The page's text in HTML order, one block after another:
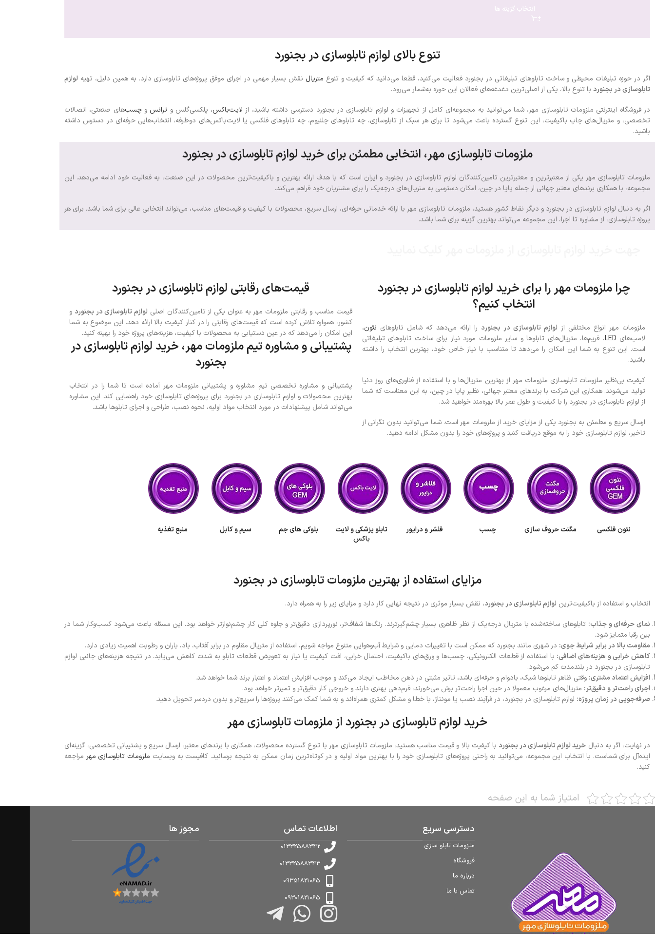
انتخاب گزینه ها
تنوع بالای لوازم تابلوسازی در بجنورد
اگر در حوزه تبلیغات محیطی و ساخت تابلوهای تبلیغاتی در بجنورد فعالیت می‌کنید، قطعا می‌دانید که کیفیت و تنوع متریال نقش بسیار مهمی در اجرای موفق پروژه‌های تابلوسازی دارد. به همین دلیل، تهیه لوازم
تابلوسازی در بجنورد با تنوع بالا، یکی از اصلی‌ترین دغدغه‌های فعالان این حوزه به‌شمار می‌رود.
در فروشگاه اینترنتی ملزومات تابلوسازی مهر، شما می‌توانید به مجموعه‌ای کامل از تجهیزات و لوازم تابلوسازی در بجنورد دسترسی داشته باشید، از لایت‌باکس، پلکسی‌گلس و ترانس وچسب‌های صنعتی، اتصالات
تخصصی، و متریال‌های چاپ باکیفیت، این تنوع گسترده باعث می‌شود تا برای هر سبک از تابلوسازی، چه تابلوهای چلنیوم، چه تابلوهای فلکسی یا لایت‌باکس‌های دوطرفه، انتخاب‌هایی حرفه‌ای در دسترس داشته
باشید.
ملزومات تابلوسازی مهر، انتخابی مطمئن برای خرید لوازم تابلوسازی در بجنورد
ملزومات تابلوسازی مهر یکی از معتبرترین و معتبرترین تامین‌کنندگان لوازم تابلوسازی در بجنورد و ایران است که با هدف ارائه بهترین و باکیفیت‌ترین محصولات در این صنعت، به فعالیت خود ادامه می‌دهد. این
مجموعه، با همکاری برندهای معتبر جهانی از جمله پایا در چین، امکان دسترسی به متریال‌های درجه‌یک را برای مشتریان خود فراهم می‌کند.
اگر به دنبال لوازم تابلوسازی در بجنورد و دیگر نقاط کشور هستید، ملزومات تابلوسازی مهر با ارائه خدماتی حرفه‌ای، ارسال سریع، محصولات با کیفیت و قیمت‌های مناسب، می‌تواند انتخابی عالی برای شما باشد. برای هر
پروژه تابلوسازی، از مشاوره تا اجرا، این مجموعه می‌تواند بهترین گزینه برای شما باشد.
چرا ملزومات مهر را برای خرید لوازم تابلوسازی در بجنورد
انتخاب کنیم؟
ملزومات مهر انواع مختلفی از لوازم تابلوسازی در بجنورد را ارائه می‌دهد که شامل تابلوهای نئون،
لامپ‌های LED، فریم‌ها، متریال‌های تابلوها و سایر ملزومات مورد نیاز برای ساخت تابلوهای تبلیغاتی
است. این تنوع به شما این امکان را می‌دهد تا متناسب با نیاز خاص خود، بهترین انتخاب را داشته
باشید.
کیفیت بی‌نظیر ملزومات تابلوسازی ملزومات مهر از بهترین متریال‌ها و با استفاده از فناوری‌های روز دنیا
تولید می‌شوند. همکاری این شرکت با برندهای معتبر جهانی، نظیر پایا در چین، به این معناست که شما
از لوازم تابلوسازی در بجنورد را با کیفیت و طول عمر بالا بهره‌مند خواهید شد.
ارسال سریع و مطمئن به بجنورد یکی از مزایای خرید از ملزومات مهر است. شما می‌توانید بدون نگرانی از
تاخیر، لوازم تابلوسازی خود را به موقع دریافت کنید و پروژه‌های خود را بدون مشکل ادامه دهید.
قیمت‌های رقابتی لوازم تابلوسازی در بجنورد
قیمت مناسب و رقابتی ملزومات مهر به عنوان یکی از تامین‌کنندگان اصلی لوازم تابلوسازی در بجنورد و
کشور، همواره تلاش کرده است که قیمت‌های رقابتی را در کنار کیفیت بالا ارائه دهد. این موضوع به شما
این امکان را می‌دهد که در عین دستیابی به محصولات با کیفیت، هزینه‌های پروژه خود را بهینه کنید.
پشتیبانی و مشاوره تیم ملزومات مهر، خرید لوازم تابلوسازی در
بجنورد
پشتیبانی و مشاوره تخصصی تیم مشاوره و پشتیبانی ملزومات مهر آماده است تا شما را در انتخاب
بهترین محصولات و لوازم تابلوسازی در بجنورد برای پروژه‌های تابلوسازی خود راهنمایی کند. این مشاوره
می‌تواند شامل پیشنهادات در مورد انتخاب مواد اولیه، نحوه نصب، طراحی و اجرای تابلوها باشد.
نئون فلکسی مگنت حروف سازی چسب فلشر و درایور
تابلو پزشکی و لایت
باکس
بلوکی های جم سیم و کابل منبع تغذیه
مزایای استفاده از بهترین ملزومات تابلوسازی در بجنورد
انتخاب و استفاده از باکیفیت‌ترین لوازم تابلوسازی در بجنورد، نقش بسیار موثری در نتیجه نهایی کار دارد و مزایای زیر را به همراه دارد.
نمای حرفه‌ای و جذاب: تابلوهای ساخته‌شده با متریال درجه‌یک از نظر ظاهری بسیار چشم‌گیرترند. رنگ‌ها شفاف‌تر، نورپردازی دقیق‌تر و جلوه کلی کار چشم‌نوازتر خواهد بود. این مسئله باعث می‌شود کسب‌وکار شما در
بین رقبا متمایز شود.
مقاومت بالا در برابر شرایط جوی: در شهری مانند بجنورد که ممکن است با تغییرات دمایی و شرایط آب‌وهوایی متنوع مواجه شویم، استفاده از متریال مقاوم در برابر آفتاب، باد، باران و رطوبت اهمیت زیادی دارد.
کاهش خرابی و هزینه‌های اضافی: با استفاده از قطعات الکترونیکی، چسب‌ها و ورق‌های باکیفیت، احتمال خرابی، افت کیفیت یا نیاز به تعویض قطعات تابلو به شدت کاهش می‌یابد. در نتیجه هزینه‌های جانبی لوازم
تابلوسازی در بجنورد در بلندمدت کم می‌شود.
افزایش اعتماد مشتری: وقتی ظاهر تابلوها شیک، بادوام و حرفه‌ای باشد، تاثیر مثبتی در ذهن مخاطب ایجاد می‌کند و موجب افزایش اعتماد و اعتبار برند شما خواهد شد.
اجرای راحت‌تر و دقیق‌تر: متریال‌های مرغوب معمولا در حین اجرا راحت‌تر برش می‌خورند، فرم‌دهی بهتری دارند و خروجی کار دقیق‌تر و تمیزتر خواهد بود.
صرفه‌جویی در زمان پروژه: لوازم تابلوسازی در بجنورد، در فرآیند نصب یا مونتاژ، با خطا و مشکل کمتری همراه‌اند و به شما کمک می‌کنند پروژه‌ها را سریع‌تر و بدون دردسر تحویل دهید.
خرید لوازم تابلوسازی در بجنورد از ملزومات تابلوسازی مهر
در نهایت، اگر به دنبال خرید لوازم تابلوسازی در بجنورد با کیفیت بالا و قیمت مناسب هستید، ملزومات تابلوسازی مهر با تنوع گسترده محصولات، همکاری با برندهای معتبر، ارسال سریع و پشتیبانی تخصصی، گزینه‌ای
ایده‌آل برای شماست. با انتخاب این مجموعه، می‌توانید به راحتی پروژه‌های تابلوسازی خود را با بهترین مواد اولیه و در کوتاه‌ترین زمان ممکن به نتیجه برسانید. کافیست به وبسایت ملزومات تابلوسازی مهر مراجعه
کنید.
امتیاز شما به این صفحه
دسترسی سریع
ملزومات تابلو سازی
فروشگاه
درباره ما
تماس با ما
اطلاعات تماس
01332588342
01332588343
09351821065
09301821065
مجوز ها